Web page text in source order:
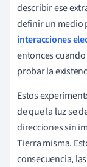
describir ese
definir un medio
interacciones
entonces
probar la
Estos
de que la luz se
direcciones sin
Tierra misma.
consecuencia,